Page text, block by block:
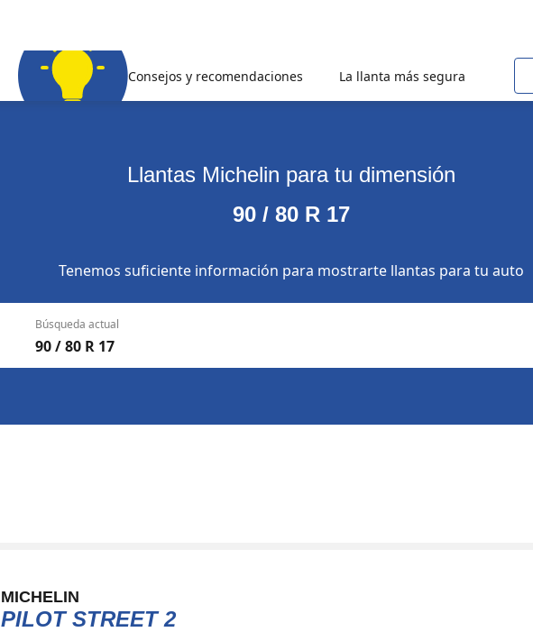
Consejos y recomendaciones La llanta más segura
Llantas Michelin para tu dimensión
90 / 80 R 17
Tenemos suficiente información para mostrarte llantas para tu auto
Búsqueda actual
90 / 80 R 17
MICHELIN
PILOT STREET 2